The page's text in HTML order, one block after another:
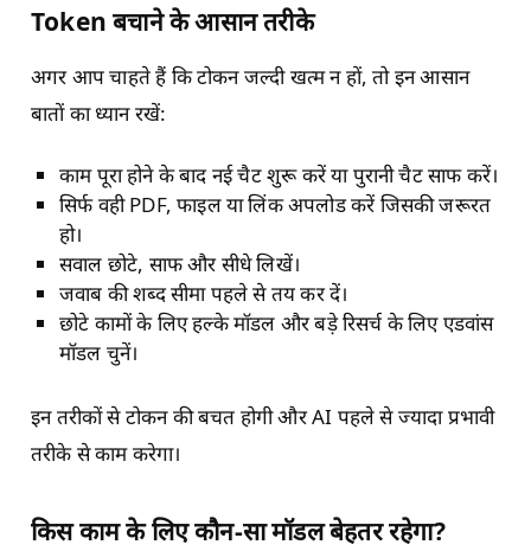
Token बचाने के आसान तरीके
अगर आप चाहते हैं कि टोकन जल्दी खत्म न हों, तो इन आसान
बातों का ध्यान रखें:
काम पूरा होने के बाद नई चैट शुरू करें या पुरानी चैट साफ करें।
सिर्फ वही PDF, फाइल या लिंक अपलोड करें जिसकी जरूरत
हो।
सवाल छोटे, साफ और सीधे लिखें।
जवाब की शब्द सीमा पहले से तय कर दें।
छोटे कामों के लिए हल्के मॉडल और बड़े रिसर्च के लिए एडवांस
मॉडल चुनें।
इन तरीकों से टोकन की बचत होगी और AI पहले से ज्यादा प्रभावी
तरीके से काम करेगा।
किस काम के लिए कौन-सा मॉडल बेहतर रहेगा?